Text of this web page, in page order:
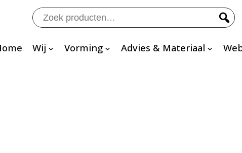
Zoeken
naar:
Wij Vorming Advies & Materiaal